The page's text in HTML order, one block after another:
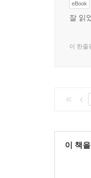
eBook
잘 읽
이 한줄
이 책